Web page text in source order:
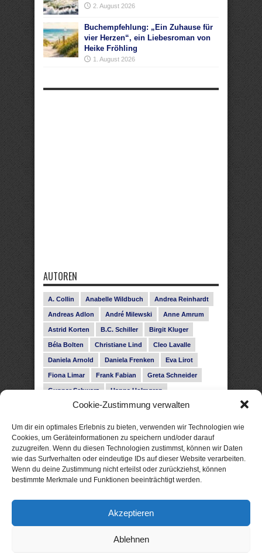
Cookie-Zustimmung verwalten
Um dir ein optimales Erlebnis zu bieten, verwenden wir Technologien wie
Cookies, um Geräteinformationen zu speichern und/oder darauf
zuzugreifen. Wenn du diesen Technologien zustimmst, können wir Daten
wie das Surfverhalten oder eindeutige IDs auf dieser Website verarbeiten.
Wenn du deine Zustimmung nicht erteilst oder zurückziehst, können
bestimmte Merkmale und Funktionen beeinträchtigt werden.
Akzeptieren
Ablehnen
2. August 2026
Buchempfehlung: „Ein Zuhause für
vier Herzen“, ein Liebesroman von
Heike Fröhling
1. August 2026
AUTOREN
A. Collin Anabelle Wildbuch Andrea Reinhardt
Andreas Adlon André Milewski Anne Amrum
Astrid Korten B.C. Schiller Birgit Kluger
Béla Bolten Christiane Lind Cleo Lavalle
Daniela Arnold Daniela Frenken Eva Lirot
Fiona Limar Frank Fabian Greta Schneider
Gunnar Schwarz Hanna Holmgren
Heike Fröhling Ina Glahe Ivo Pala J. Vellguth
Leonie Haubrich Lilly Labord Livia Pipes
Malin Blunk Marcus Hünnebeck Martin Krist
Melisa Schwermer Nele Bruun Nika Lubitsch
Noah Fitz Nora Amelie René Junge
Subina Giuletti